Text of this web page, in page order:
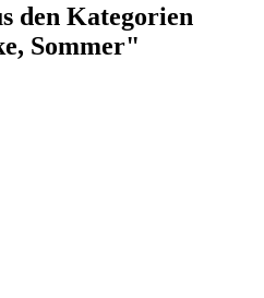
den Kategorien
Sommer"